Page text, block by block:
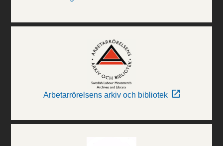
Arbetarrörelsens arkiv och bibliotek